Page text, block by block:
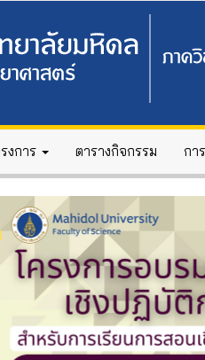
งการ ตารางกิจกรรม กา